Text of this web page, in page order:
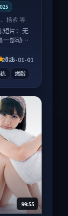
杨紫 等
短片：无
一部动作
配乐与镜
8.1
2025-01-01
燃脂
99:55